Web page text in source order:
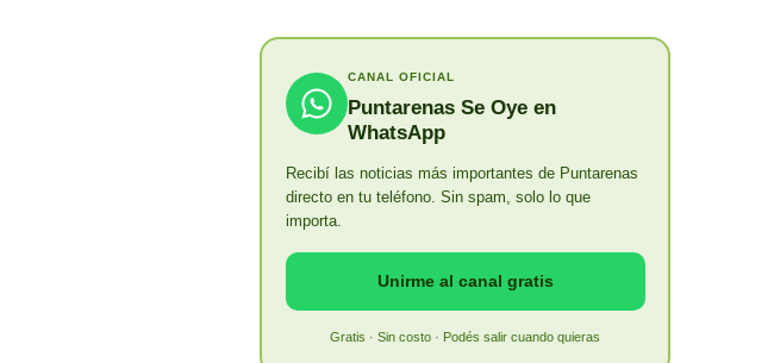
CANAL OFICIAL
Puntarenas Se Oye en
WhatsApp
Recibí las noticias más importantes de Puntarenas
directo en tu teléfono. Sin spam, solo lo que
importa.
Unirme al canal gratis
Gratis · Sin costo · Podés salir cuando quieras